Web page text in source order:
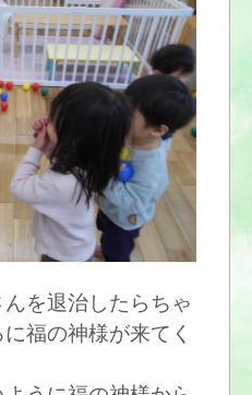
を退治したらちゃ
福の神様が来てく